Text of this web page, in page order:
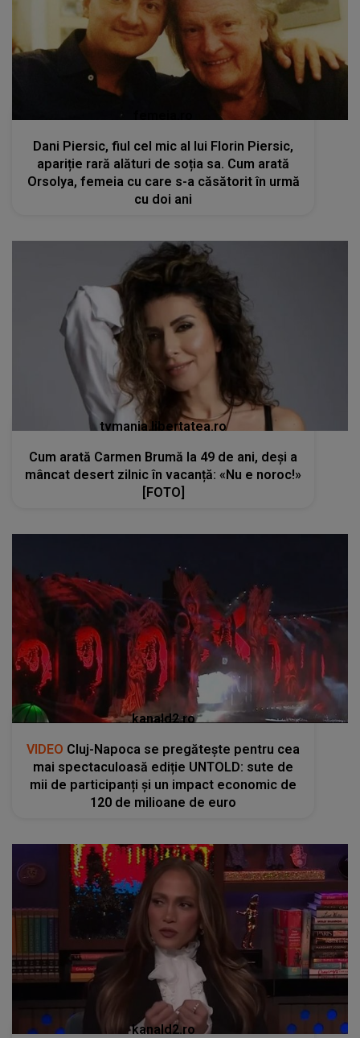
Dani Piersic, fiul cel mic al lui Florin Piersic,
apariție rară alături de soția sa. Cum arată
Orsolya, femeia cu care s-a căsătorit în urmă
cu doi ani
tvmania.libertatea.ro
Cum arată Carmen Brumă la 49 de ani, deși a
mâncat desert zilnic în vacanță: «Nu e noroc!»
[FOTO]
kanald2.ro
VIDEO Cluj-Napoca se pregătește pentru cea
mai spectaculoasă ediție UNTOLD: sute de
mii de participanți și un impact economic de
120 de milioane de euro
kanald2.ro